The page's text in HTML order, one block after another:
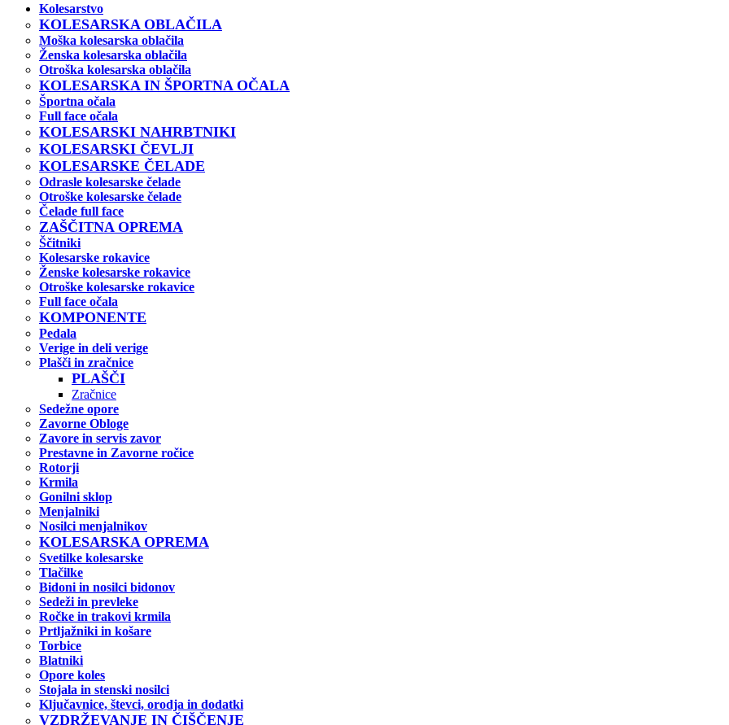
Kolesarstvo
KOLESARSKA OBLAČILA
Moška kolesarska oblačila
Ženska kolesarska oblačila
Otroška kolesarska oblačila
KOLESARSKA IN ŠPORTNA OČALA
Športna očala
Full face očala
KOLESARSKI NAHRBTNIKI
KOLESARSKI ČEVLJI
KOLESARSKE ČELADE
Odrasle kolesarske čelade
Otroške kolesarske čelade
Čelade full face
ZAŠČITNA OPREMA
Ščitniki
Kolesarske rokavice
Ženske kolesarske rokavice
Otroške kolesarske rokavice
Full face očala
KOMPONENTE
Pedala
Verige in deli verige
Plašči in zračnice
PLAŠČI
Zračnice
Sedežne opore
Zavorne Obloge
Zavore in servis zavor
Prestavne in Zavorne ročice
Rotorji
Krmila
Gonilni sklop
Menjalniki
Nosilci menjalnikov
KOLESARSKA OPREMA
Svetilke kolesarske
Tlačilke
Bidoni in nosilci bidonov
Sedeži in prevleke
Ročke in trakovi krmila
Prtljažniki in košare
Torbice
Blatniki
Opore koles
Stojala in stenski nosilci
Ključavnice, števci, orodja in dodatki
VZDRŽEVANJE IN ČIŠČENJE